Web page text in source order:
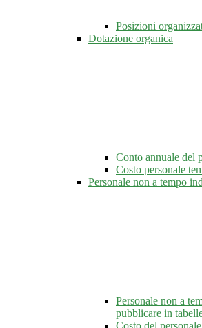
Posizioni
Dotazione organica
Conto annuale del
Costo personale
Personale non a tempo
Personale non a
pubblicare in